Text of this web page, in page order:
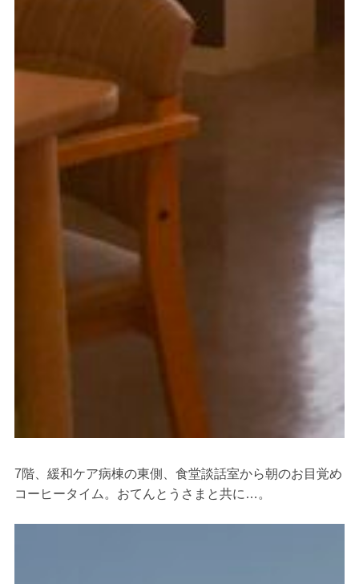
7階、緩和ケア病棟の東側、食堂談話室から朝のお目覚め
コーヒータイム。おてんとうさまと共に…。